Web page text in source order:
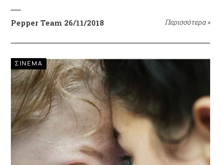
Pepper Team 26/11/2018 Περισσότερα »
ΣΙΝΕΜΑ